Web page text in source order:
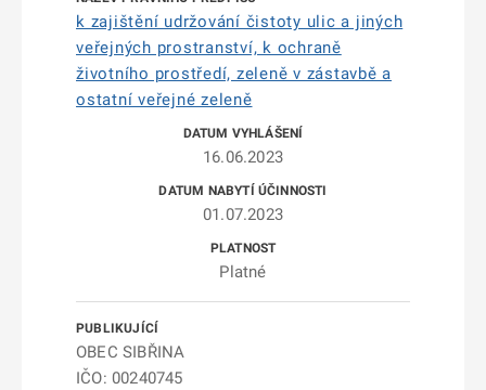
k zajištění udržování čistoty ulic a jiných
veřejných prostranství, k ochraně
životního prostředí, zeleně v zástavbě a
ostatní veřejné zeleně
16.06.2023
01.07.2023
Platné
OBEC SIBŘINA
IČO: 00240745